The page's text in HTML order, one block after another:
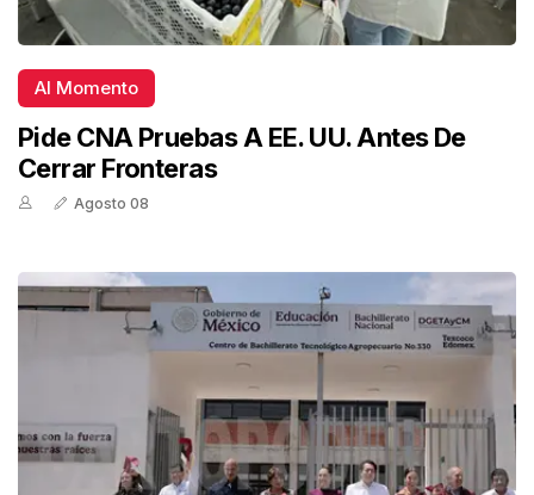
Al Momento
Pide CNA Pruebas A EE. UU. Antes De
Cerrar Fronteras
Agosto 08